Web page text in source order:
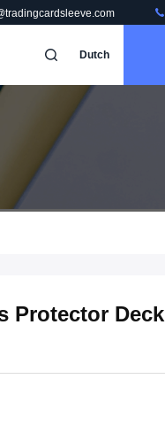
Dutch
Protector Deck